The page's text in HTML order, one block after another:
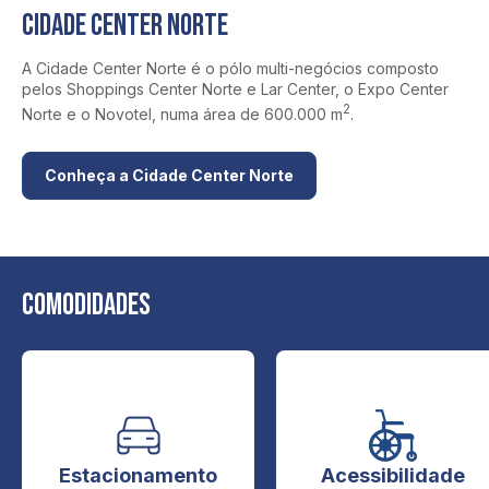
CIDADE CENTER NORTE
A Cidade Center Norte é o pólo multi-negócios composto
pelos Shoppings Center Norte e Lar Center, o Expo Center
Norte e o Novotel, numa área de 600.000 m2.
Conheça a Cidade Center Norte
Comodidades
Estacionamento Acessibilidade